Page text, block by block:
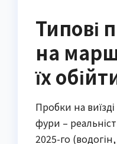
Типові
на
їх
Пробки на
фури –
2025-го